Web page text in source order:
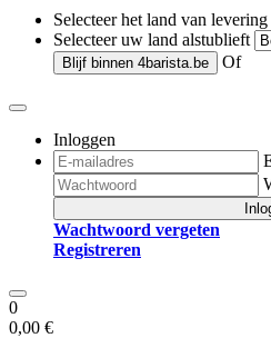
Selecteer het land van levering
Selecteer uw land alstublieft
Blijf binnen 4barista.be Of
Inloggen
Wachtwoord vergeten
Registreren
0
0,00 €